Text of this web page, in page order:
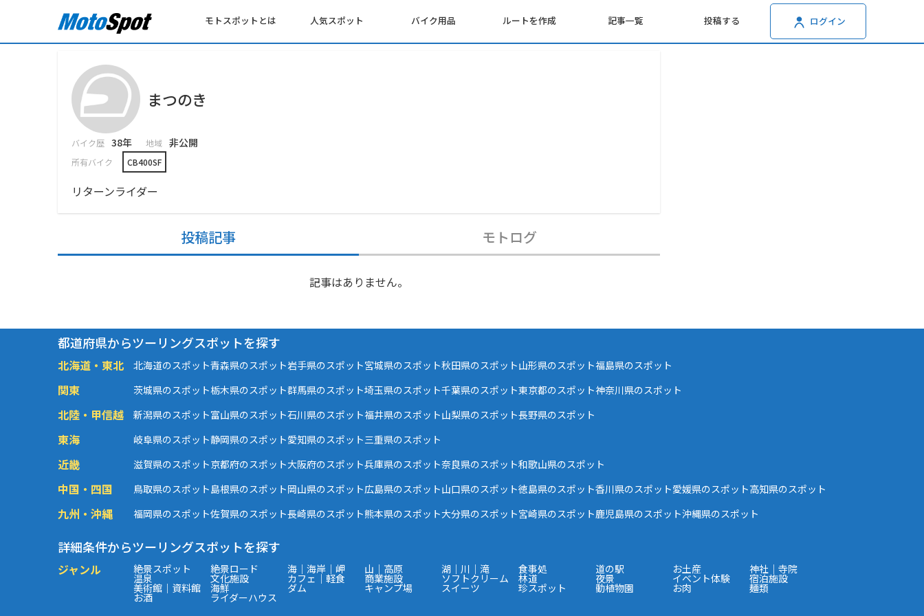
モトスポットとは 人気スポット バイク用品 ルートを作成 記事一覧 投稿する ログイン
まつのき
バイク歴 38年 地域 非公開
所有バイク CB400SF
リターンライダー
投稿記事 モトログ
記事はありません。
都道府県からツーリングスポットを探す
北海道・東北 北海道のスポット青森県のスポット岩手県のスポット宮城県のスポット秋田県のスポット山形県のスポット福島県のスポット
関東 茨城県のスポット栃木県のスポット群馬県のスポット埼玉県のスポット千葉県のスポット東京都のスポット神奈川県のスポット
北陸・甲信越 新潟県のスポット富山県のスポット石川県のスポット福井県のスポット山梨県のスポット長野県のスポット
東海 岐阜県のスポット静岡県のスポット愛知県のスポット三重県のスポット
近畿 滋賀県のスポット京都府のスポット大阪府のスポット兵庫県のスポット奈良県のスポット和歌山県のスポット
中国・四国 鳥取県のスポット島根県のスポット岡山県のスポット広島県のスポット山口県のスポット徳島県のスポット香川県のスポット愛媛県のスポット高知県のスポット
九州・沖縄 福岡県のスポット佐賀県のスポット長崎県のスポット熊本県のスポット大分県のスポット宮崎県のスポット鹿児島県のスポット沖縄県のスポット
詳細条件からツーリングスポットを探す
ジャンル 絶景スポット 絶景ロード 海｜海岸｜岬 山｜高原 湖｜川｜滝 食事処 道の駅 お土産 神社｜寺院
温泉 文化施設 カフェ｜軽食 商業施設 ソフトクリーム 林道 夜景 イベント体験 宿泊施設
美術館｜資料館 海鮮 ダム キャンプ場 スイーツ 珍スポット 動植物園 お肉 麺類
お酒 ライダーハウス